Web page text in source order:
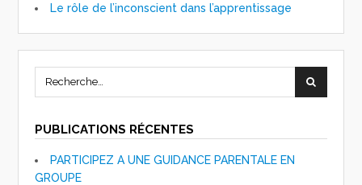
Le rôle de l’inconscient dans l’apprentissage
PUBLICATIONS RÉCENTES
PARTICIPEZ A UNE GUIDANCE PARENTALE EN
GROUPE